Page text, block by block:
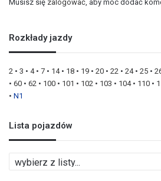
Musisz się zalogować , aby móc dodać
Rozkłady jazdy
2 • 3 • 4• 7 • 14• 18 • 19 • 20 • 22 • 24• 25 •
• 60 • 62 • 100 • 101 • 102 • 103 • 104• 110 •
• N1
Lista pojazdów
i